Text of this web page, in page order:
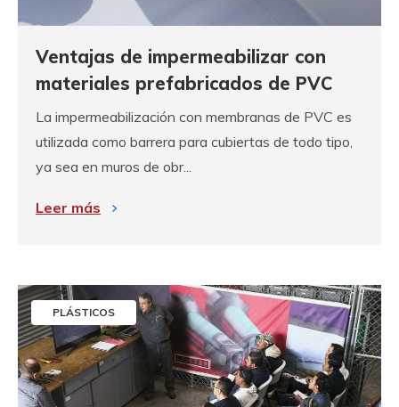
Ventajas de impermeabilizar con
materiales prefabricados de PVC
La impermeabilización con membranas de PVC es
utilizada como barrera para cubiertas de todo tipo,
ya sea en muros de obr...
Leer más
PLÁSTICOS